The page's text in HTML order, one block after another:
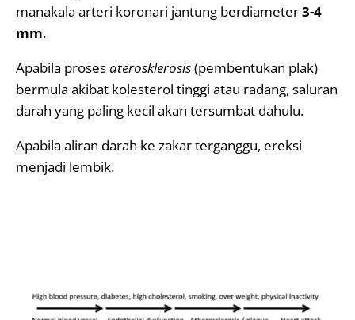
manakala arteri koronari jantung berdiameter3-4
mm.
Apabila prosesaterosklerosis(pembentukan plak)
bermula akibat kolesterol tinggi atau radang, saluran
darah yang paling kecil akan tersumbat dahulu.
Apabila aliran darah ke zakar terganggu, ereksi
menjadi lembik.